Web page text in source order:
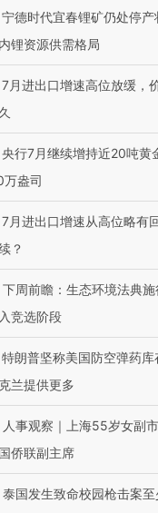
宁德时代宜春锂矿仍处停产
锂资源供需格局
7月进出口增速高位放缓，
央行7月继续增持近20吨黄
盎司
7月进出口增速从高位略有
？
下周前瞻：生态环境法典
竞选阶段
特朗普坚称美国防空弹药库
兰提供更多
人事观察｜上海55岁女副
侨联副主席
泰国发生致命校园枪击案